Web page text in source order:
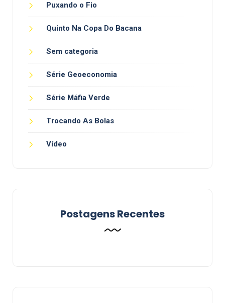
Puxando o Fio
Quinto Na Copa Do Bacana
Sem categoria
Série Geoeconomia
Série Máfia Verde
Trocando As Bolas
Vídeo
Postagens Recentes